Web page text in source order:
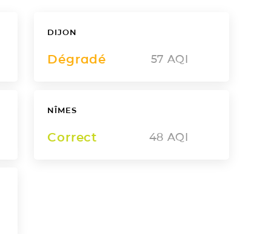
DIJON
Dégradé 57 AQI
NÎMES
Correct 48 AQI